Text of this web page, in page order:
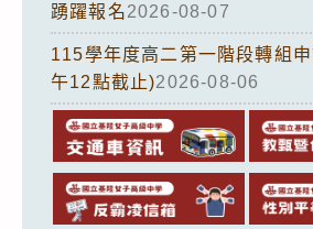
踴躍報名2026-08-07
115學年度高二第一階段轉組
午12點截止)2026-08-06